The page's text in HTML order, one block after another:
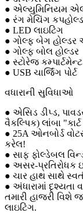
● એલ્યુમિનિયમ
● રંગ મેચિંગ
● LED લાઇટિંગ
● ગોલ્ફ બેગ હોલ્ડર
● ગોલ્ફ બોલ હોલ્ડર
● સ્ટોરેજ કમ્પાર્ટમેન્ટ
● USB ચાર્જિંગ પોર્ટ
વધારાની સુવિધાઓ
● એસિડ ડીપ્ડ,
વૈકલ્પિક) લાંબા
● 25A ઓનબોર્ડ
કરેલ!
● સાફ ફોલ્ડેબલ
● અસર-પ્રતિરોધક
● ચાર હાથ સાથે
● અંધારામાં દૃશ્યતા
તમારી હાજરી
લાઇટિંગ.